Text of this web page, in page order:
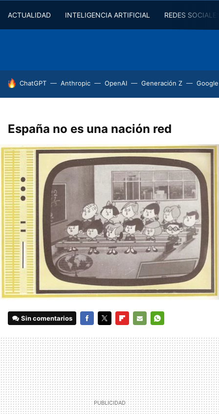
ACTUALIDAD INTELIGENCIA ARTIFICIAL REDES
HOY SE HABLA DE
ChatGPT Anthropic OpenAI Generación Z
España no es una nación red
Sin comentarios
MAIL